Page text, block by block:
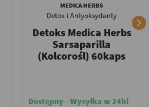
MEDICA HERBS
Detox i Antyoksydanty
Detoks Medica Herbs
Sarsaparilla
(Kolcorośl) 60kaps
Dostępny - Wysyłka w 24h!
